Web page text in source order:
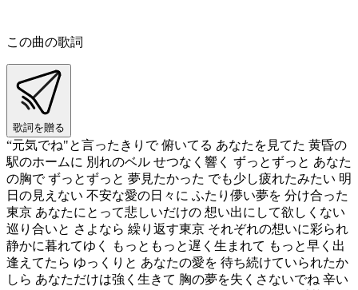
この曲の歌詞
歌詞を贈る
“元気でね"と言ったきりで 俯いてる あなたを見てた 黄昏の
駅のホームに 別れのベル せつなく響く ずっとずっと あなた
の胸で ずっとずっと 夢見たかった でも少し疲れたみたい 明
日の見えない 不安な愛の日々に ふたり儚い夢を 分け合った
東京 あなたにとって悲しいだけの 想い出にして欲しくない
巡り合いと さよなら 繰り返す東京 それぞれの想いに彩られ
静かに暮れてゆく もっともっと遅く生まれて もっと早く出
逢えてたら ゆっくりと あなたの愛を 待ち続けていられたか
しら あなただけは強く生きて 胸の夢を失くさないでね 辛い